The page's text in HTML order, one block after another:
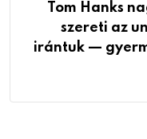
Tom Hanks
szereti az
irántuk —